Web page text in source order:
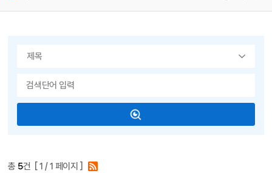
총 5건 [1 / 1 페이지 ]